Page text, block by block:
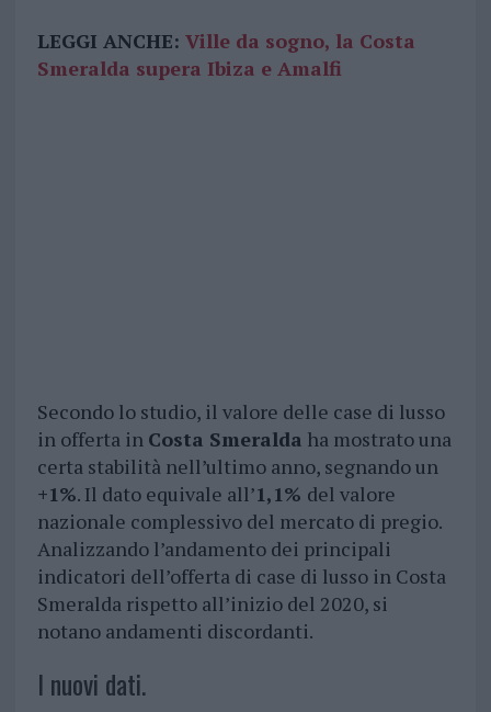
LEGGI ANCHE: Ville da sogno, la Costa
Smeralda supera Ibiza e Amalfi
Secondo lo studio, il valore delle case di lusso
in offerta in Costa Smeralda ha mostrato una
certa stabilità nell’ultimo anno, segnando un
+1%. Il dato equivale all’1,1% del valore
nazionale complessivo del mercato di pregio.
Analizzando l’andamento dei principali
indicatori dell’offerta di case di lusso in Costa
Smeralda rispetto all’inizio del 2020, si
notano andamenti discordanti.
I nuovi dati.